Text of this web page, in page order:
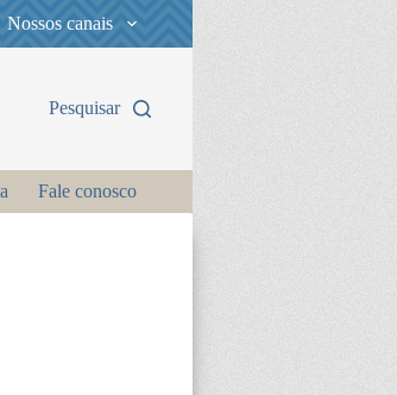
Nossos canais
Pesquisar
Fale conosco